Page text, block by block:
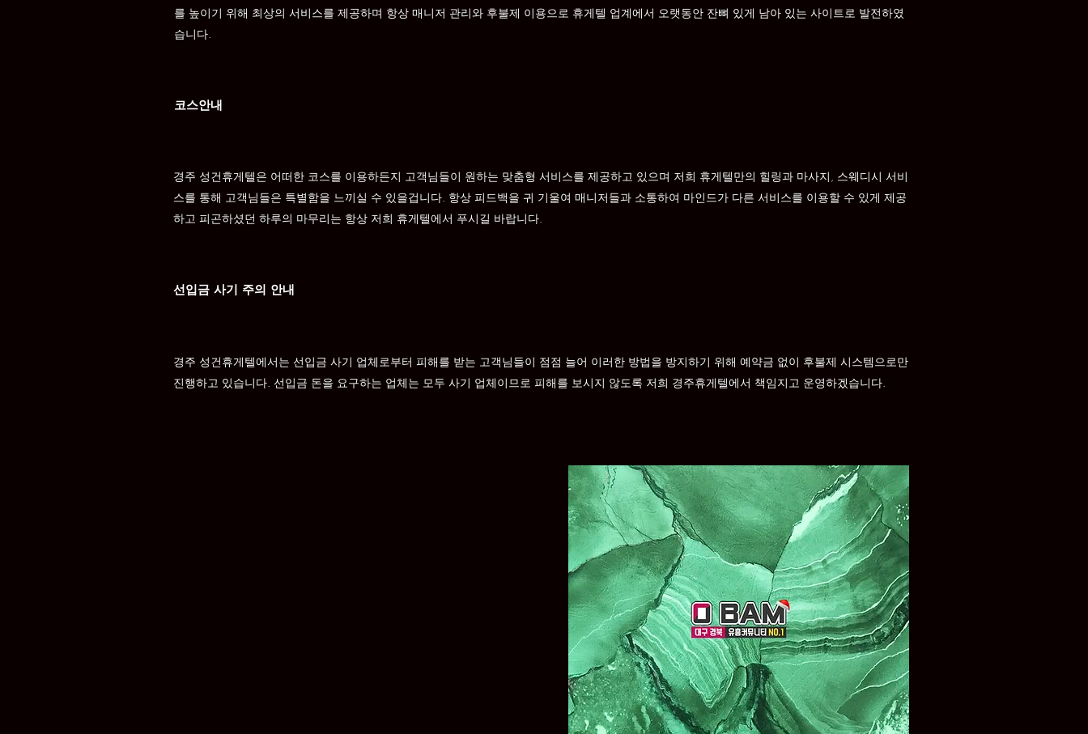
를 높이기 위해 최상의 서비스를 제공하며 항상 매니저 관리와 후불제 이용으로 휴게텔 업계에서 오랫동안 잔뼈 있게 남아 있는 사이트로 발전하였
습니다.
코스안내
경주 성건휴게텔은 어떠한 코스를 이용하든지 고객님들이 원하는 맞춤형 서비스를 제공하고 있으며 저희 휴게텔만의 힐링과 마사지, 스웨디시 서비
스를 통해 고객님들은 특별함을 느끼실 수 있을겁니다. 항상 피드백을 귀 기울여 매니저들과 소통하여 마인드가 다른 서비스를 이용할 수 있게 제공
하고 피곤하셨던 하루의 마무리는 항상 저희 휴게텔에서 푸시길 바랍니다.
선입금 사기 주의 안내
경주 성건휴게텔에서는 선입금 사기 업체로부터 피해를 받는 고객님들이 점점 늘어 이러한 방법을 방지하기 위해 예약금 없이 후불제 시스템으로만
진행하고 있습니다. 선입금 돈을 요구하는 업체는 모두 사기 업체이므로 피해를 보시지 않도록 저희 경주휴게텔에서 책임지고 운영하겠습니다.